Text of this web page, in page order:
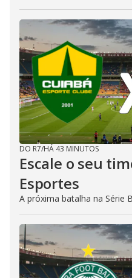
DO R7/HÁ 43 MINUTOS
Escale o seu
Esportes
A próxima batalha na Série